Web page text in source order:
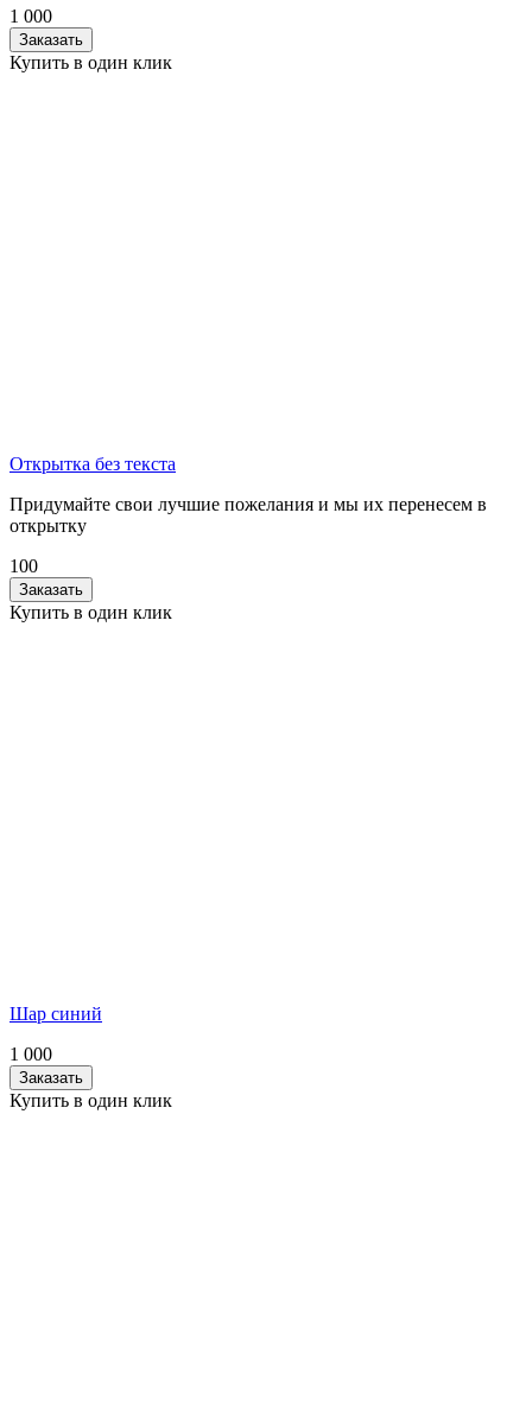
1 000
Заказать
Купить в один клик
Открытка без текста
Придумайте свои лучшие пожелания и мы их перенесем в
открытку
100
Заказать
Купить в один клик
Шар синий
1 000
Заказать
Купить в один клик